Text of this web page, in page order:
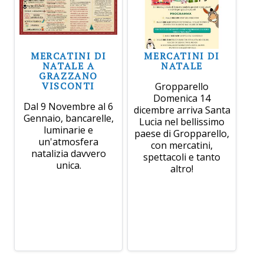
MERCATINI DI
NATALE A
GRAZZANO
VISCONTI
Dal 9 Novembre al 6
Gennaio, bancarelle,
luminarie e
un'atmosfera
natalizia davvero
unica.
MERCATINI DI
NATALE
Gropparello
Domenica 14
dicembre arriva Santa
Lucia nel bellissimo
paese di Gropparello,
con mercatini,
spettacoli e tanto
altro!